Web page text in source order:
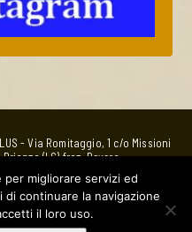
- Via Romitaggio, 1 c/o Missioni
(LC) fraz. Bevera
(LC) - whatsApp 320 4763885 -
la donazione del 5%o IRPEF in
migliorare servizi ed
continuare la navigazione
il loro uso.